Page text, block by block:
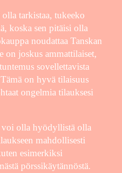
tarkistaa, tukeeko
koska sen pitäisi olla
noudattaa Tanskan
on joskus ammattilaiset,
sovellettavista
on hyvä tilaisuus
ongelmia tilauksesi
voi olla hyödyllistä olla
mahdollisesti
esimerkiksi
pörssikäytännöstä.